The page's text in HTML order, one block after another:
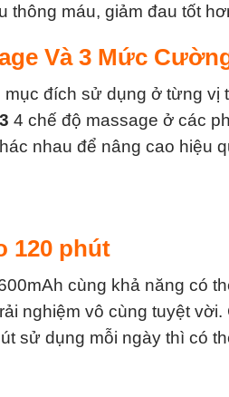
thông máu, giảm đau tốt
Và 3 Mức
đích sử dụng ở từng
4 chế độ massage ở các
nhau để nâng cao hiệu
120 phút
cùng khả năng có
nghiệm vô cùng tuyệt
sử dụng mỗi ngày thì có